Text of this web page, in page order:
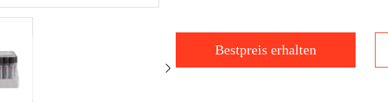
Bestpreis erhalten